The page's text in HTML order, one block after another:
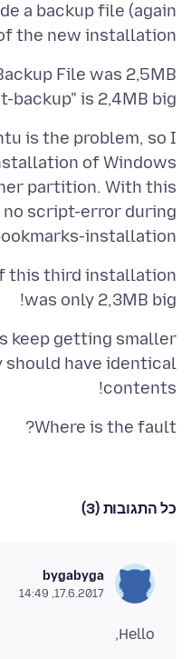
a backup file (again
the new installation.
File was 2,5MB
is 2,4MB big!!!
is the problem, so I
of Windows
partition. With this
script-error during
installation.
this third installation
was only 2,3MB big!
keep getting smaller
should have identical
contents!
Where is the fault?
כל התגובות (3)
bygabyga
17.6.2017, 14:49
Hello,